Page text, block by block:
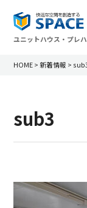
ユニットハウス・プレ
HOME > 新着情報 >
sub3